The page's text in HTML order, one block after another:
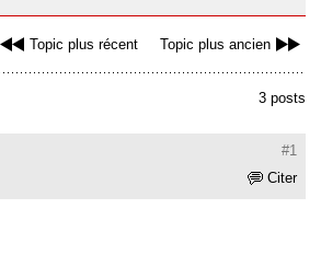
Topic plus récent Topic plus ancien
3 posts
#1
Citer